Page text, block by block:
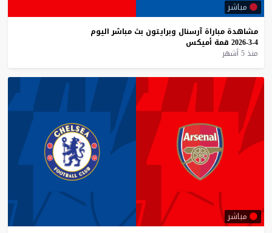
مباشر
مشاهدة مباراة آرسنال وبرايتون بث مباشر اليوم
4-3-2026
قمة أميكس
منذ 5 أشهر
مباشر